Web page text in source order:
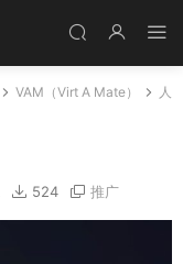
VAM（Virt A Mate）
人
524 推广